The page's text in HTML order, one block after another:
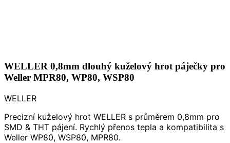
WELLER 0,8mm dlouhý kuželový hrot páječky pro
Weller MPR80, WP80, WSP80
WELLER
Precizní kuželový hrot WELLER s průměrem 0,8mm pro
SMD & THT pájení. Rychlý přenos tepla a kompatibilita s
Weller WP80, WSP80, MPR80.